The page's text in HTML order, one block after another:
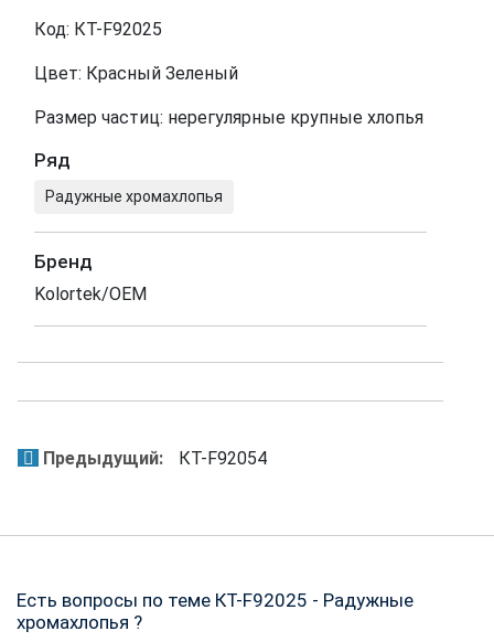
Код: КТ-F92025
Цвет: Красный Зеленый
Размер частиц: нерегулярные крупные хлопья
Ряд
Радужные хромахлопья
Бренд
Kolortek/OEM
Предыдущий: КТ-F92054
Есть вопросы по теме КТ-F92025 - Радужные
хромахлопья ?